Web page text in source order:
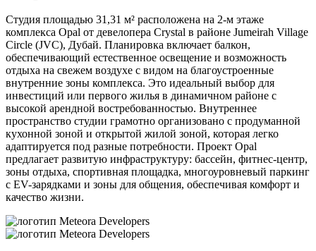
Студия площадью 31,31 м² расположена на 2-м этаже
комплекса Opal от девелопера Crystal в районе Jumeirah Village
Circle (JVC), Дубай. Планировка включает балкон,
обеспечивающий естественное освещение и возможность
отдыха на свежем воздухе с видом на благоустроенные
внутренние зоны комплекса. Это идеальный выбор для
инвестиций или первого жилья в динамичном районе с
высокой арендной востребованностью. Внутреннее
пространство студии грамотно организовано с продуманной
кухонной зоной и открытой жилой зоной, которая легко
адаптируется под разные потребности. Проект Opal
предлагает развитую инфраструктуру: бассейн, фитнес-центр,
зоны отдыха, спортивная площадка, многоуровневый паркинг
с EV-зарядками и зоны для общения, обеспечивая комфорт и
качество жизни.